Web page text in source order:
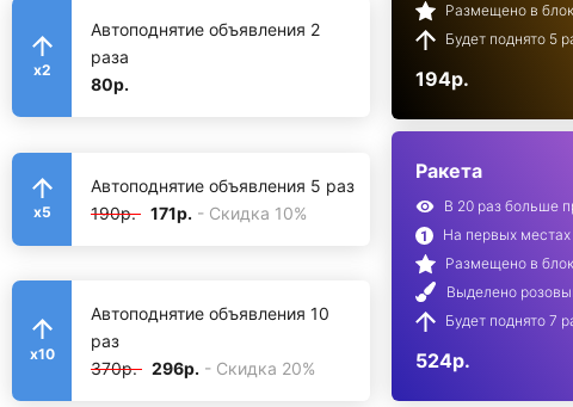
x2
Автоподнятие объявления 2
раза
80р.
x5
Автоподнятие объявления 5 раз
190р. 171р. - Скидка 10%
x10
Автоподнятие объявления 10
раз
370р. 296р. - Скидка 20%
Размещено в
Будет поднято 5
194р.
Ракета
В 20 раз больше
На первых
Размещено в
Выделено
Будет поднято 7
524р.